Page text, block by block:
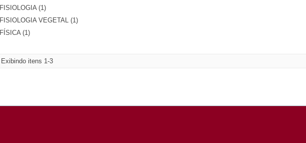
FISIOLOGIA (1)
FISIOLOGIA VEGETAL (1)
FÍSICA (1)
Exibindo itens 1-3